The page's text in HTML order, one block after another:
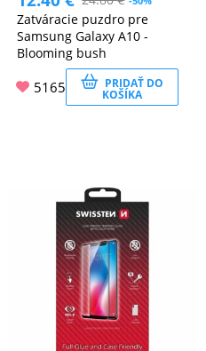
Zatváracie puzdro pre
Samsung Galaxy A10 -
Blooming bush
5165 PRIDAŤ DO
KOŠÍKA